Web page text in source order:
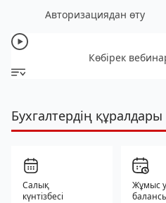
Авторизациядан өту
Көбірек
Бухгалтердің құралдары
Салық
күнтізбесі
Жұмыс